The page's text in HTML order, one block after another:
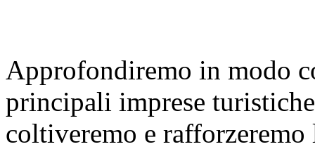
Approfondiremo in modo
principali imprese
coltiveremo e